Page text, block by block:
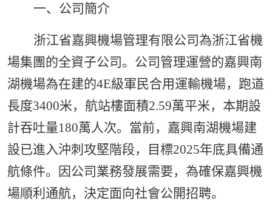
一、公司簡介
浙江省嘉興機場管理有限公司為浙江省機
場集團的全資子公司。公司管理運營的嘉興南
湖機場為在建的4E級軍民合用運輸機場，跑道
長度3400米，航站樓面積2.59萬平米，本期設
計吞吐量180萬人次。當前， 嘉興南湖機場建
設已進入沖刺攻堅階段，目標2025年底具備通
航條件。因公司業務發展需要，為確保嘉興機
場順利通航，決定面向社會公開招聘。